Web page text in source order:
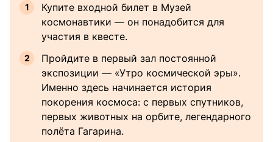
Купите входной билет в Музей
космонавтики — он понадобится для
участия в квесте.
Пройдите в первый зал постоянной
экспозиции — «Утро космической эры».
Именно здесь начинается история
покорения космоса: с первых спутников,
первых животных на орбите, легендарного
полёта Гагарина.